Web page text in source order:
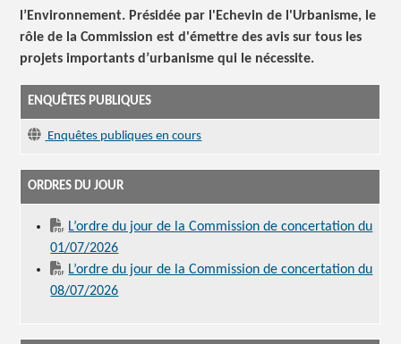
l’Environnement. Présidée par l'Echevin de l'Urbanisme, le
rôle de la Commission est d'émettre des avis sur tous les
projets importants d’urbanisme qui le nécessite.
ENQUÊTES PUBLIQUES
Enquêtes publiques en cours
ORDRES DU JOUR
L’ordre du jour de la Commission de concertation du
01/07/2026
L’ordre du jour de la Commission de concertation du
08/07/2026